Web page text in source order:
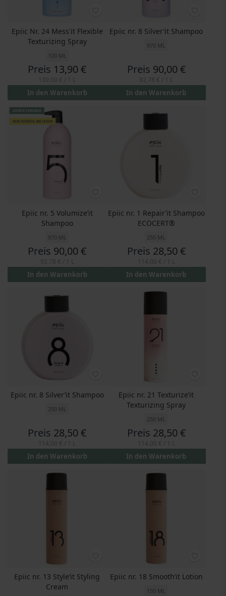
Epiic Nr. 24 Mess'it Flexible
Texturizing Spray
100 ML
Preis 13,90 €
In den Warenkorb
Epiic nr. 8 Silver’it Shampoo
970 ML
Preis 90,00 €
In den Warenkorb
GRATIS VERSAND
NUR WENIGE AM LAGER
Epiic nr. 5 Volumize’it
Shampoo
970 ML
Preis 90,00 €
In den Warenkorb
Epiic nr. 1 Repair’it Shampoo
ECOCERT®
250 ML
Preis 28,50 €
In den Warenkorb
Epiic nr. 8 Silver’it Shampoo
250 ML
Preis 28,50 €
In den Warenkorb
Epiic nr. 21 Texturize’it
Texturizing Spray
250 ML
Preis 28,50 €
In den Warenkorb
Epiic nr. 13 Style’it Styling
Cream
Epiic nr. 18 Smooth’it Lotion
150 ML